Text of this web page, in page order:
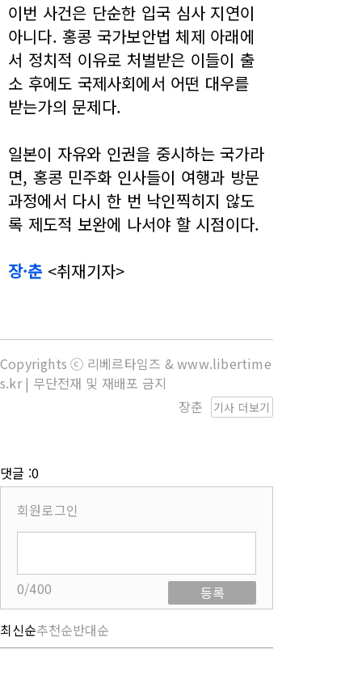
이번 사건은 단순한 입국 심사 지연이
아니다. 홍콩 국가보안법 체제 아래에
서 정치적 이유로 처벌받은 이들이 출
소 후에도 국제사회에서 어떤 대우를
받는가의 문제다.
일본이 자유와 인권을 중시하는 국가라
면, 홍콩 민주화 인사들이 여행과 방문
과정에서 다시 한 번 낙인찍히지 않도
록 제도적 보완에 나서야 할 시점이다.
장·춘<취재기자>
Copyrights ⓒ 리베르타임즈 & www.libertime
s.kr | 무단전재 및 재배포 금지
기사 더보기
장춘
댓글 :0
회원로그인
0/400
등록
최신순추천순반대순